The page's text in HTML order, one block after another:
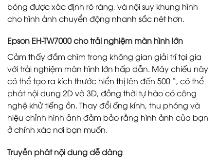
bóng được xác định rõ ràng, và nội suy khung hình
cho hình ảnh chuyển động nhanh sắc nét hơn.
Epson EH-TW7000 cho trải nghiệm màn hình lớn
Cảm thấy đắm chìm trong không gian giải trí tại gia
với trải nghiệm màn hình lớn hấp dẫn. Máy chiếu này
có thể tạo ra kích thước hiển thị lên đến 500 “, có thể
phát nội dung 2D và 3D, đồng thời tự hào có công
nghệ khử tiếng ồn. Thay đổi ống kính, thu phóng và
hiệu chỉnh hình ảnh đảm bảo rằng hình ảnh của bạn
ở chính xác nơi bạn muốn.
Truyền phát nội dung dễ dàng